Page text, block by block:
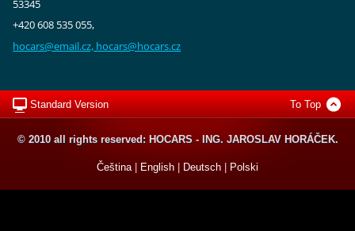
53345
+420 608 535 055,
hocars@email.cz, hocars@hocars.cz
Standard Version To Top
© 2010 all rights reserved: HOCARS - ING. JAROSLAV HORÁČEK.
Čeština| English Deutsch Polski